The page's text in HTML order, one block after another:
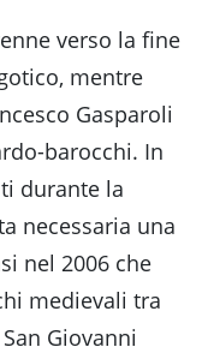
verso la fine
mentre
Gasparoli
barocchi. In
durante la
necessaria una
nel 2006 che
medievali tra
Giovanni